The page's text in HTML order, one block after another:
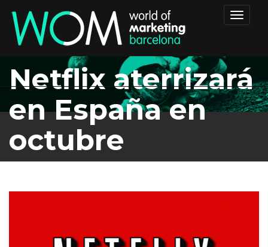
Toggle
Netflix aterrizará
en España en
octubre